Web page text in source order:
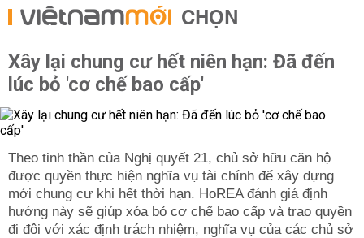
CHỌN
Xây lại chung cư hết niên hạn: Đã đến
lúc bỏ 'cơ chế bao cấp'
Theo tinh thần của Nghị quyết 21, chủ sở hữu căn hộ
được quyền thực hiện nghĩa vụ tài chính để xây dựng
mới chung cư khi hết thời hạn. HoREA đánh giá định
hướng này sẽ giúp xóa bỏ cơ chế bao cấp và trao quyền
đi đôi với xác định trách nhiệm, nghĩa vụ của các chủ sở